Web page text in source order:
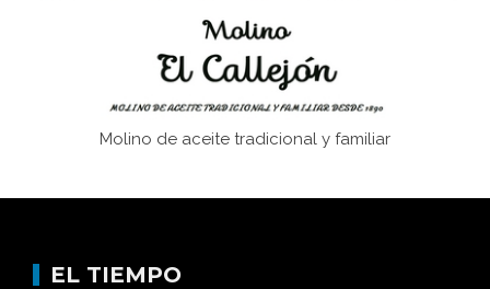
Molino de aceite tradicional y familiar
EL TIEMPO